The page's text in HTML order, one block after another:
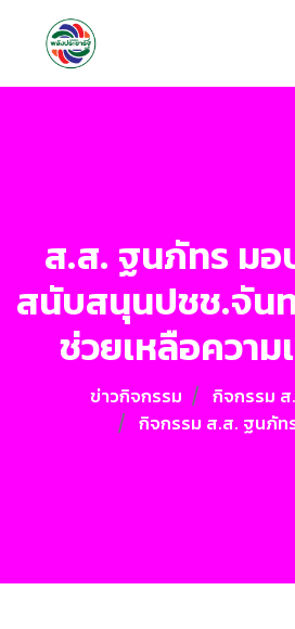
ส.ส. ฐนภัทร ม
สนับสนุนปชช.จัน
ช่วยเหลือควา
ข่าวกิจกรรม
กิจกรรม ส
กิจกรรม ส.ส. ฐนภัท